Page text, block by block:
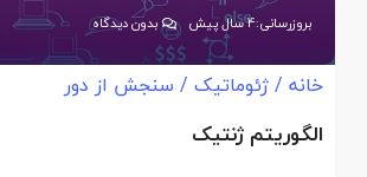
بروزرسانی:4 سال پیش بدون دیدگاه
خانه /ژئوماتیک / سنجش از دور
الگوریتم ژنتیک